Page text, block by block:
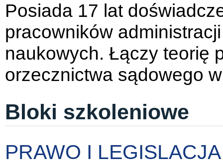
Posiada 17 lat
pracowników
naukowych. Łączy teorię
orzecznictwa sądowego
Bloki szkoleniowe
PRAWO I LEGISLACJA